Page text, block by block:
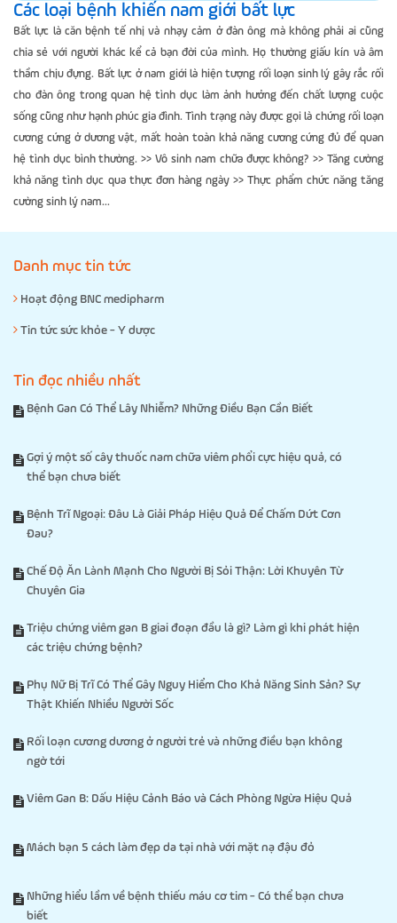
Các loại bệnh khiến nam giới bất lực
Bất lực là căn bệnh tế nhị và nhạy cảm ở đàn ông mà không phải ai cũng
chia sẻ với người khác kể cả bạn đời của mình. Họ thường giấu kín và âm
thầm chịu đựng. Bất lực ở nam giới là hiện tượng rối loạn sinh lý gây rắc rối
cho đàn ông trong quan hệ tình dục làm ảnh hưởng đến chất lượng cuộc
sống cũng như hạnh phúc gia đình. Tình trạng này được gọi là chứng rối loạn
cương cứng ở dương vật, mất hoàn toàn khả năng cương cứng đủ để quan
hệ tình dục bình thường. >> Vô sinh nam chữa được không? >> Tăng cường
khả năng tình dục qua thực đơn hàng ngày >> Thực phẩm chức năng tăng
cường sinh lý nam...
Danh mục tin tức
Hoạt động BNC medipharm
Tin tức sức khỏe - Y dược
Tin đọc nhiều nhất
Bệnh Gan Có Thể Lây Nhiễm? Những Điều Bạn Cần Biết
Gợi ý một số cây thuốc nam chữa viêm phổi cực hiệu quả, có
thể bạn chưa biết
Bệnh Trĩ Ngoại: Đâu Là Giải Pháp Hiệu Quả Để Chấm Dứt Cơn
Đau?
Chế Độ Ăn Lành Mạnh Cho Người Bị Sỏi Thận: Lời Khuyên Từ
Chuyên Gia
Triệu chứng viêm gan B giai đoạn đầu là gì? Làm gì khi phát hiện
các triệu chứng bệnh?
Phụ Nữ Bị Trĩ Có Thể Gây Nguy Hiểm Cho Khả Năng Sinh Sản? Sự
Thật Khiến Nhiều Người Sốc
Rối loạn cương dương ở người trẻ và những điều bạn không
ngờ tới
Viêm Gan B: Dấu Hiệu Cảnh Báo và Cách Phòng Ngừa Hiệu Quả
Mách bạn 5 cách làm đẹp da tại nhà với mặt nạ đậu đỏ
Những hiểu lầm về bệnh thiếu máu cơ tim - Có thể bạn chưa
biết